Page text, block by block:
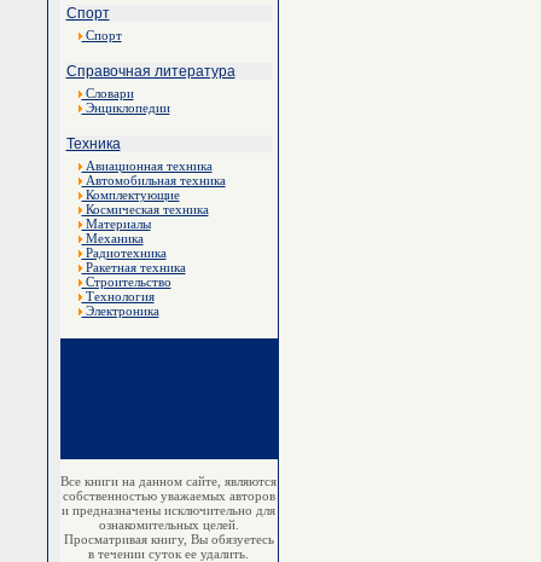
Спорт
Спорт
Справочная литература
Словари
Энциклопедии
Техника
Авиационная техника
Автомобильная техника
Комплектующие
Космическая техника
Материалы
Механика
Радиотехника
Ракетная техника
Строительство
Технология
Электроника
Все книги на данном сайте, являются
собственностью уважаемых авторов
и предназначены исключительно для
ознакомительных целей.
Просматривая книгу, Вы обязуетесь
в течении суток ее удалить.